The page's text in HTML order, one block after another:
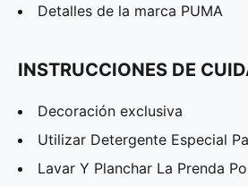
Detalles de la marca PUMA
INSTRUCCIONES DE
Decoración exclusiva
Utilizar Detergente Especial
Lavar Y Planchar La Prenda